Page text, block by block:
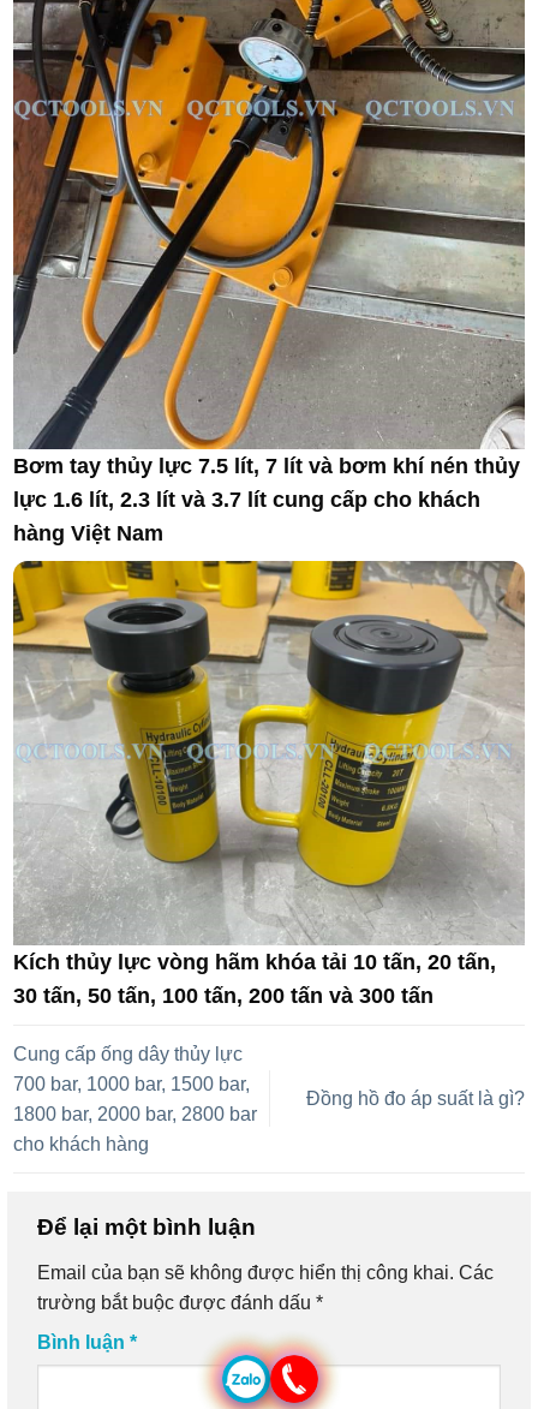
Bơm tay thủy lực 7.5 lít, 7 lít và bơm khí nén thủy
lực 1.6 lít, 2.3 lít và 3.7 lít cung cấp cho khách
hàng Việt Nam
Kích thủy lực vòng hãm khóa tải 10 tấn, 20 tấn,
30 tấn, 50 tấn, 100 tấn, 200 tấn và 300 tấn
Cung cấp ống dây thủy lực
700 bar, 1000 bar, 1500 bar,
1800 bar, 2000 bar, 2800 bar
cho khách hàng
Đồng hồ đo áp suất là gì?
Để lại một bình luận
Email của bạn sẽ không được hiển thị công khai. Các
trường bắt buộc được đánh dấu *
Bình luận *